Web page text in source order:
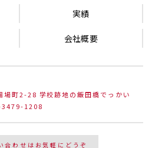
実績
会社概要
町2-28 学校跡地の飯田橋でっかい
3479-1208
合わせはお気軽にどうぞ